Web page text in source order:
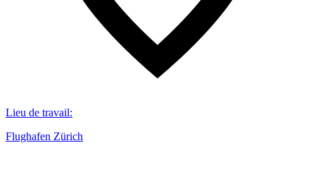
Lieu de travail:
Flughafen Zürich